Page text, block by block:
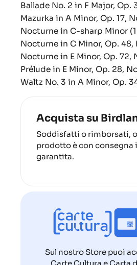
Ballade No. 2 in F Major, Op.
Mazurka in A Minor, Op. 17,
Nocturne in C-sharp Minor
Nocturne in C Minor, Op. 48,
Nocturne in E Minor, Op. 72,
Prélude in E Minor, Op. 28,
Waltz No. 3 in A Minor, Op.
Acquista su
Soddisfatti o rimborsati,
prodotto è con consegna
garantita.
Sul nostro Store puoi